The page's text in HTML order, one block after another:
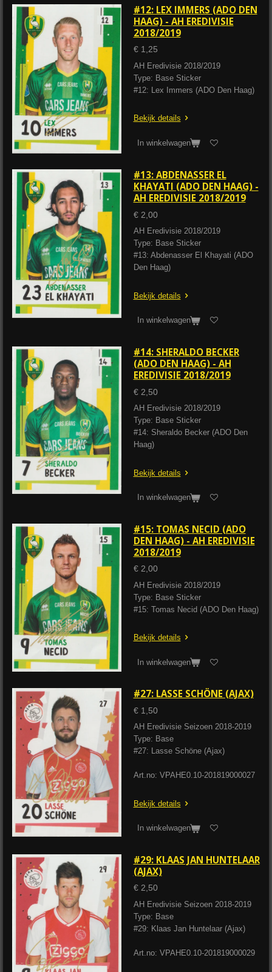
#12: LEX IMMERS (ADO DEN
HAAG) - AH EREDIVISIE
2018/2019
€ 1,25
AH Eredivisie 2018/2019
Type: Base Sticker
#12: Lex Immers (ADO Den Haag)
Bekijk details
In winkelwagen
#13: ABDENASSER EL
KHAYATI (ADO DEN HAAG) -
AH EREDIVISIE 2018/2019
€ 2,00
AH Eredivisie 2018/2019
Type: Base Sticker
#13: Abdenasser El Khayati (ADO
Den Haag)
Bekijk details
In winkelwagen
#14: SHERALDO BECKER
(ADO DEN HAAG) - AH
EREDIVISIE 2018/2019
€ 2,50
AH Eredivisie 2018/2019
Type: Base Sticker
#14: Sheraldo Becker (ADO Den
Haag)
Bekijk details
In winkelwagen
#15: TOMAS NECID (ADO
DEN HAAG) - AH EREDIVISIE
2018/2019
€ 2,00
AH Eredivisie 2018/2019
Type: Base Sticker
#15: Tomas Necid (ADO Den Haag)
Bekijk details
In winkelwagen
#27: LASSE SCHÖNE (AJAX)
€ 1,50
AH Eredivisie Seizoen 2018-2019
Type: Base
#27: Lasse Schöne (Ajax)
Art.no: VPAHE0.10-201819000027
Bekijk details
In winkelwagen
#29: KLAAS JAN HUNTELAAR
(AJAX)
€ 2,50
AH Eredivisie Seizoen 2018-2019
Type: Base
#29: Klaas Jan Huntelaar (Ajax)
Art.no: VPAHE0.10-201819000029